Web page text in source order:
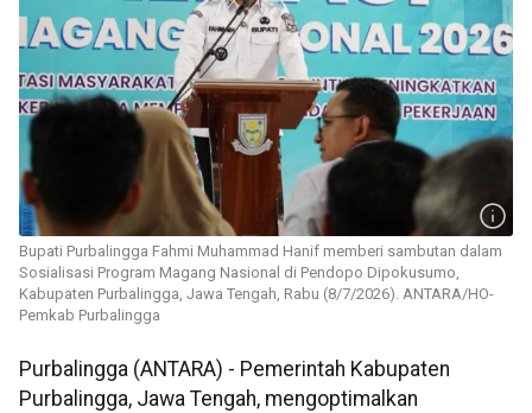
Bupati Purbalingga Fahmi Muhammad Hanif memberi sambutan dalam
Sosialisasi Program Magang Nasional di Pendopo Dipokusumo,
Kabupaten Purbalingga, Jawa Tengah, Rabu (8/7/2026). ANTARA/HO-
Pemkab Purbalingga
Purbalingga (ANTARA) - Pemerintah Kabupaten
Purbalingga, Jawa Tengah, mengoptimalkan